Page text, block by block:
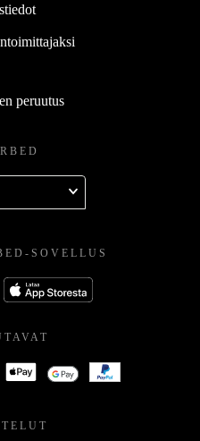
peruutus
SOVELLUS